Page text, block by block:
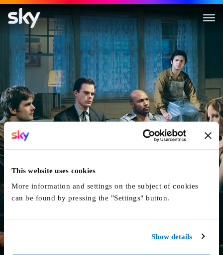
This website uses cookies
More information and settings on the subject of cookies
can be found by pressing the "Settings" button.
Show details
Six Pieds Sous Terre